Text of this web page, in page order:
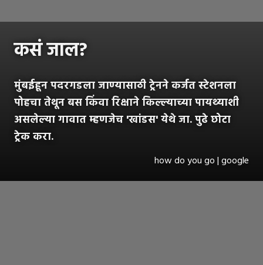
कसं जाल?
मुंबईहून पदरगडला जाण्यासाठी ट्रेनने कर्जत स्टेशनला
पोहचा तेथून बस किंवा रिक्षाने किल्ल्याच्या पायथ्याशी
असलेल्या गावात म्हणजेच 'खांडस' येथे जा. पुढे छोटा
ट्रेक करा.
how do you go | google